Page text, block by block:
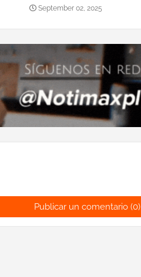
September 02, 2025
Publicar un comentario (0)